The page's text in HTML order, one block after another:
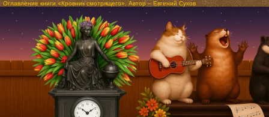
Оглавление книги «Кровник смотрящего». Автор – Евгений Сухов